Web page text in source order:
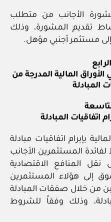
الأجانب من متطلب
تقديم المشورة، وذلك
مستثمر أجنبي مؤهل.
الأوراق المالية المدرجة من
المبادلة
اتفاقيات المبادلة
بإبرام اتفاقيات مبادلة
المستثمرين الأجانب
المنافع الاقتصادية
إلى هؤلاء المستثمرين
من خلال صفقات المبادلة
وذلك وفقاً للشروط